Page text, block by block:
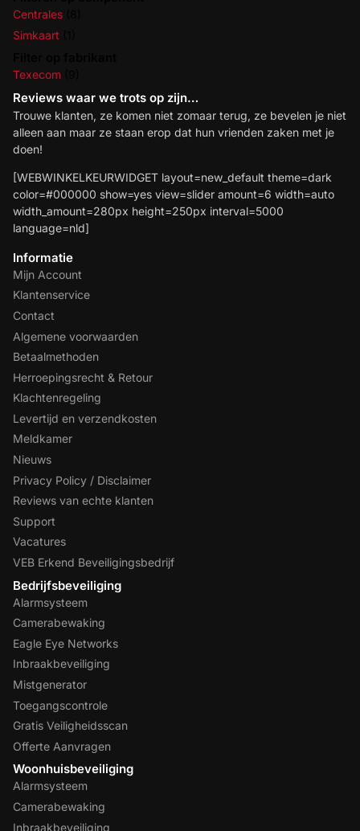
Centrales
Simkaart
Texecom
Reviews waar we trots op zijn…
Trouwe klanten, ze komen niet zomaar terug, ze bevelen je niet
alleen aan maar ze staan erop dat hun vrienden zaken met je
doen!
[WEBWINKELKEURWIDGET layout=new_default theme=dark
color=#000000 show=yes view=slider amount=6 width=auto
width_amount=280px height=250px interval=5000
language=nld]
Informatie
Mijn Account
Klantenservice
Contact
Algemene voorwaarden
Betaalmethoden
Herroepingsrecht & Retour
Klachtenregeling
Levertijd en verzendkosten
Meldkamer
Nieuws
Privacy Policy / Disclaimer
Reviews van echte klanten
Support
Vacatures
VEB Erkend Beveiligingsbedrijf
Bedrijfsbeveiliging
Alarmsysteem
Camerabewaking
Eagle Eye Networks
Inbraakbeveiliging
Mistgenerator
Toegangscontrole
Gratis Veiligheidsscan
Offerte Aanvragen
Woonhuisbeveiliging
Alarmsysteem
Camerabewaking
Inbraakbeveiliging